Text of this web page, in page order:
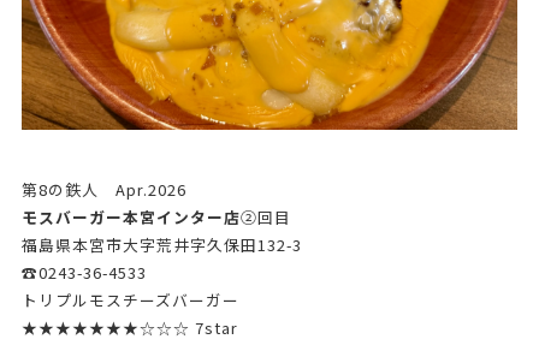
第8の鉄人 Apr.2026
モスバーガー本宮インター店➁回目
福島県本宮市大字荒井字久保田132-3
☎0243-36-4533
トリプルモスチーズバーガー
★★★★★★★☆☆☆ 7star